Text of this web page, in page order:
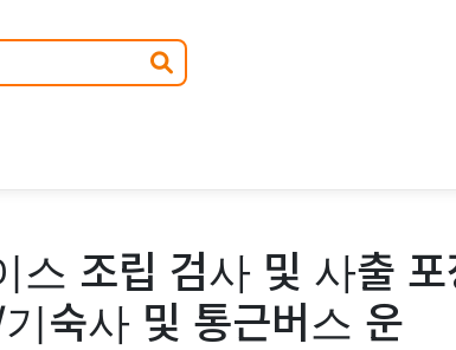
스 조립 검사 및 사출
숙사 및 통근버스 운